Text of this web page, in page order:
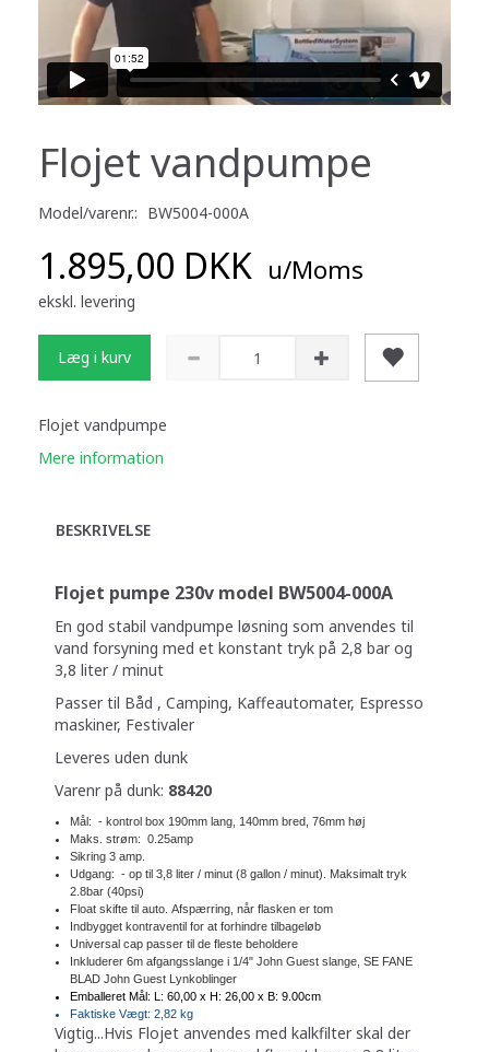
Flojet vandpumpe
Model/varenr.: BW5004-000A
1.895,00 DKK u/Moms
ekskl. levering
Læg i kurv
Flojet vandpumpe
Mere information
BESKRIVELSE
Flojet pumpe 230v model BW5004-000A
En god stabil vandpumpe løsning som anvendes til
vand forsyning med et konstant tryk på 2,8 bar og
3,8 liter / minut
Passer til Båd , Camping, Kaffeautomater, Espresso
maskiner, Festivaler
Leveres uden dunk
Varenr på dunk: 88420
Mål: - kontrol box 190mm lang, 140mm bred, 76mm høj
Maks. strøm: 0.25amp
Sikring 3 amp.
Udgang: - op til 3,8 liter / minut (8 gallon / minut).
Maksimalt tryk
2.8bar (40psi)
Float skifte til auto. Afspærring, når flasken er tom
Indbygget kontraventil for at forhindre tilbageløb
Universal cap passer til de fleste beholdere
Inkluderer 6m afgangsslange i 1/4" John Guest slange, SE FANE
BLAD John Guest Lynkoblinger
Emballeret Mål: L: 60,00 x H: 26,00 x B: 9.00cm
Faktiske Vægt: 2,82 kg
Vigtig...Hvis Flojet anvendes med kalkfilter skal der